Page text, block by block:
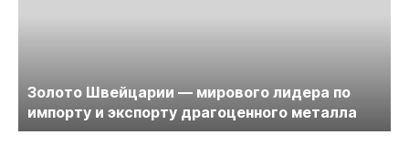
Золото Швейцарии — мирового лидера по
импорту и экспорту драгоценного металла